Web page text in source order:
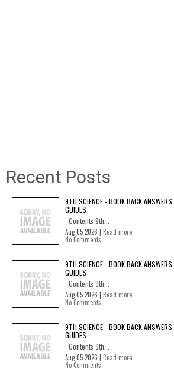
Recent Posts
9TH SCIENCE - BOOK BACK
GUIDES
Contents 9th...
Aug 05 2026 | Read more
No Comments
9TH SCIENCE - BOOK BACK
GUIDES
Contents 9th...
Aug 05 2026 | Read more
No Comments
9TH SCIENCE - BOOK BACK
GUIDES
Contents 9th...
Aug 05 2026 | Read more
No Comments